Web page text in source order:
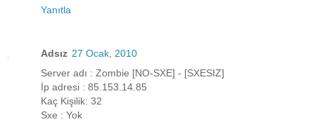
Yanıtla
Adsız 27 Ocak, 2010
Server adı : Zombie [NO-SXE] - [SXESIZ]
İp adresi : 85.153.14.85
Kaç Kişilik: 32
Sxe : Yok